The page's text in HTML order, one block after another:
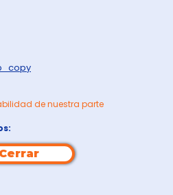
de nuestra parte
Cerrar